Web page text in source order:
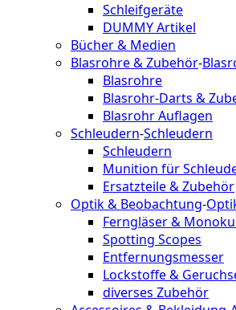
Schleifgeräte
DUMMY Artikel
Bücher & Medien
Blasrohre & Zubehör-
Blasrohre
Blasrohr-Darts &
Blasrohr Auflagen
Schleudern-Schleudern
Schleudern
Munition für
Ersatzteile & Zubehör
Optik & Beobachtung-
Ferngläser &
Spotting Scopes
Entfernungsmesser
Lockstoffe &
diverses Zubehör